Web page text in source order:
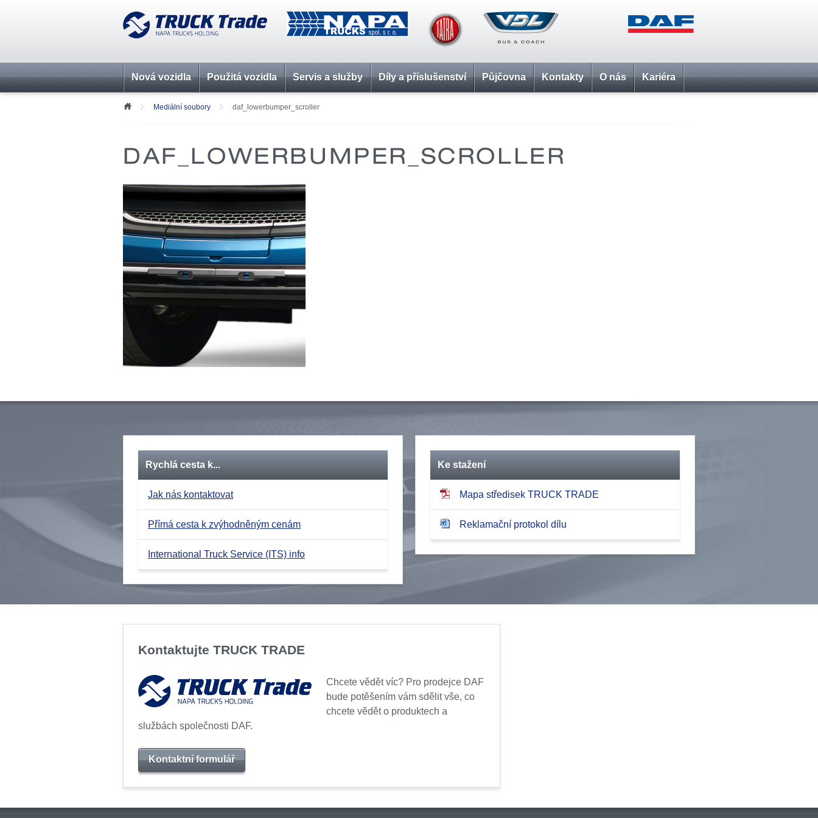
Nová vozidla Použitá vozidla Servis a služby Díly a příslušenství Půjčovna Kontakty O nás Kariéra
Mediální soubory daf_lowerbumper_scroller
DAF_LOWERBUMPER_SCROLLER
Rychlá cesta k...
Jak nás kontaktovat
Přímá cesta k zvýhodněným cenám
International Truck Service (ITS) info
Ke stažení
Mapa středisek TRUCK TRADE
Reklamační protokol dílu
Kontaktujte TRUCK TRADE
Chcete vědět víc? Pro prodejce DAF
bude potěšením vám sdělit vše, co
chcete vědět o produktech a
službách společnosti DAF.
Kontaktní formulář